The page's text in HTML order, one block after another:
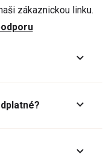
zákaznickou linku.